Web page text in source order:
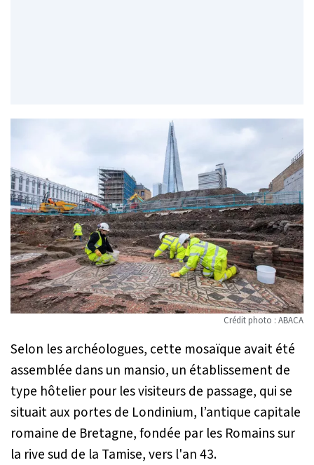
Crédit photo : ABACA
Selon les archéologues, cette mosaïque avait été
assemblée dans un mansio, un établissement de
type hôtelier pour les visiteurs de passage, qui se
situait aux portes de Londinium, l’antique capitale
romaine de Bretagne, fondée par les Romains sur
la rive sud de la Tamise, vers l'an 43.